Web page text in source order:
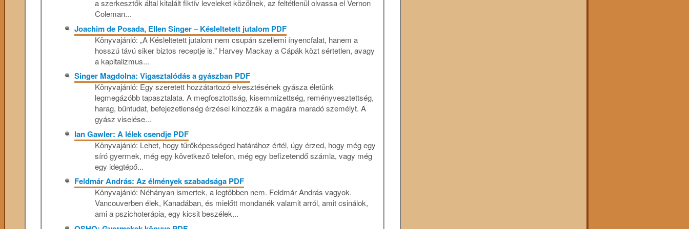
a szerkesztők által kitalált fiktív leveleket közölnek, az feltétlenül olvassa el Vernon
Coleman...
Joachim de Posada, Ellen Singer – Késleltetett jutalom PDF
Könyvajánló: „A Késleltetett jutalom nem csupán szellemi ínyencfalat, hanem a
hosszú távú siker biztos receptje is.” Harvey Mackay a Cápák közt sértetlen, avagy
a kapitalizmus...
Singer Magdolna: Vigasztalódás a gyászban PDF
Könyvajánló: Egy szeretett hozzátartozó elvesztésének gyásza életünk
legmegázóbb tapasztalata. A megfosztottság, kisemmizettség, reményvesztettség,
harag, bűntudat, befejezetlenség érzései kínozzák a magára maradó személyt. A
gyász viselése...
Ian Gawler: A lélek csendje PDF
Könyvajánló: Lehet, hogy tűrőképességed határához értél, úgy érzed, hogy még egy
síró gyermek, még egy következő telefon, még egy befizetendő számla, vagy még
egy idegtépő...
Feldmár András: Az élmények szabadsága PDF
Könyvajánló: Néhányan ismertek, a legtöbben nem. Feldmár András vagyok.
Vancouverben élek, Kanadában, és mielőtt mondanék valamit arról, amit csinálok,
ami a pszichoterápia, egy kicsit beszélek...